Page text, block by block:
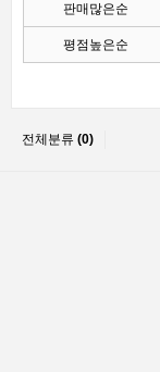
판매많은순
평점높은순
전체분류 (0)